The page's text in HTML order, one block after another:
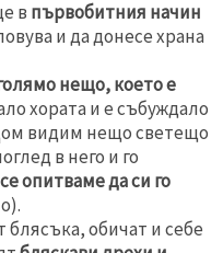
в първобитния начин
и да донесе храна
нещо, което е
хората и е събуждало
видим нещо светещо
в него и го
опитваме да си го
обичат и себе